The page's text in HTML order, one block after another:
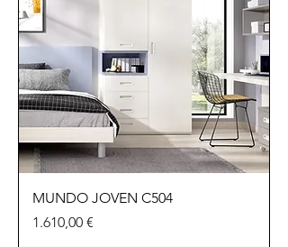
MUNDO JOVEN C504
Preu
1.610,00 €